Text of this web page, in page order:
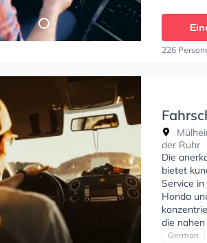
226
der Ruhr
Die
bietet
Service
Honda
die
German